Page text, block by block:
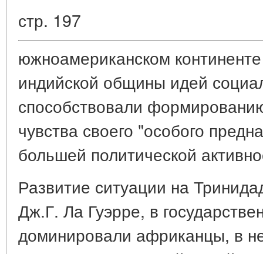
стр. 197
южноамериканском
индийской общины идей
способствовали
чувства своего "особого
большей политической
Развитие ситуации на
Дж.Г. Ла Гуэрре, в
доминировали африканцы, в